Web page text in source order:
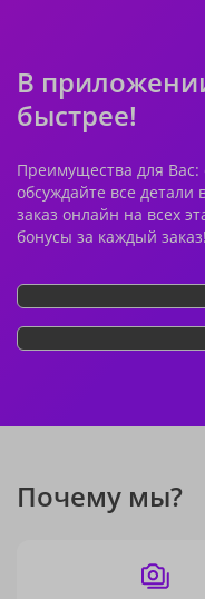
В
быстрее!
Преимущества для Вас:
обсуждайте все детали
заказ онлайн на всех
бонусы за каждый заказ!
Почему мы?